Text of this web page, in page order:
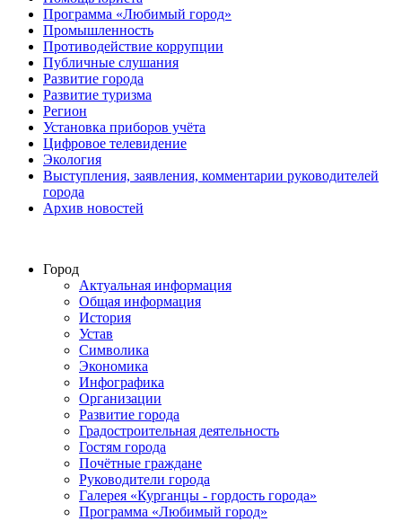
Программа «Любимый город»
Промышленность
Противодействие коррупции
Публичные слушания
Развитие города
Развитие туризма
Регион
Установка приборов учёта
Цифровое телевидение
Экология
Выступления, заявления, комментарии руководителей
города
Архив новостей
Город
Актуальная информация
Общая информация
История
Устав
Символика
Экономика
Инфографика
Организации
Развитие города
Градостроительная деятельность
Гостям города
Почётные граждане
Руководители города
Галерея «Курганцы - гордость города»
Программа «Любимый город»